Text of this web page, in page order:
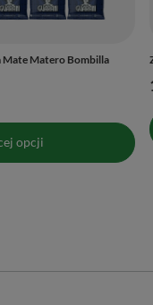
Mate Matero Bombilla
opcji